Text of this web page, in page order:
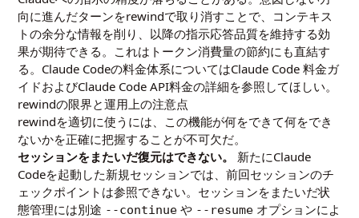
向に進んだターンをrewindで取り消すことで、コンテキス
トの余分な情報を削り、以降の指示応答品質を維持する効
果が期待できる。これはトークン消費量の節約にも直結す
る。Claude Codeの料金体系についてはClaude Code 料金ガ
イドおよびClaude Code API料金の詳細を参照してほしい。
rewindの限界と運用上の注意点
rewindを適切に使うには、この機能が何をできて何をでき
ないかを正確に把握することが不可欠だ。
セッションをまたいだ復元はできない。
新たにClaude
Codeを起動した新規セッションでは、前回セッションのチ
ェックポイントは参照できない。セッションをまたいだ状
態管理には別途 --continue や --resume オプションによ